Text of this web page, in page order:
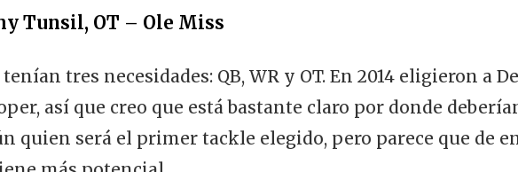
Tunsil, OT – Ole Miss
tres necesidades: QB, WR y OT. En 2014 eligieron a
así que creo que está bastante claro por donde
quien será el primer tackle elegido, pero parece que de